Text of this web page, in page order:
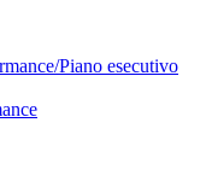
Piano esecutivo